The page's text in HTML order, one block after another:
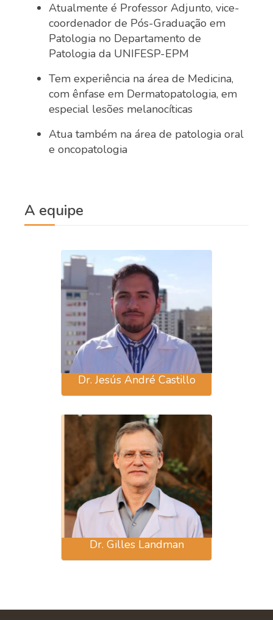
Atualmente é Professor Adjunto, vice-
coordenador de Pós-Graduação em
Patologia no Departamento de
Patologia da UNIFESP-EPM
Tem experiência na área de Medicina,
com ênfase em Dermatopatologia, em
especial lesões melanocíticas
Atua também na área de patologia oral
e oncopatologia
A equipe
Dr. Jesús André Castillo
Dr. Gilles Landman